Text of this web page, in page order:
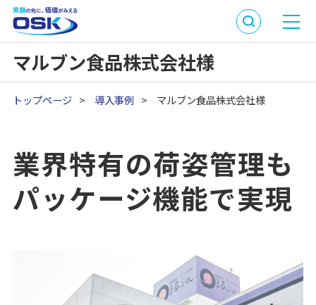
マルブン食品株式会社様
トップページ > 導入事例 > マルブン食品株式会社様
業界特有の荷姿管理も
パッケージ機能で実現